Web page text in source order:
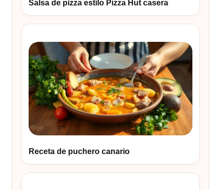
Salsa de pizza estilo Pizza Hut casera
Receta de puchero canario